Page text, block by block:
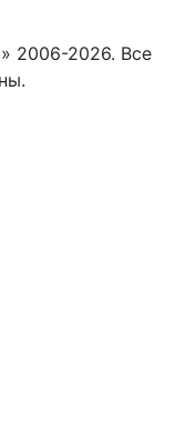
2006-2026. Все